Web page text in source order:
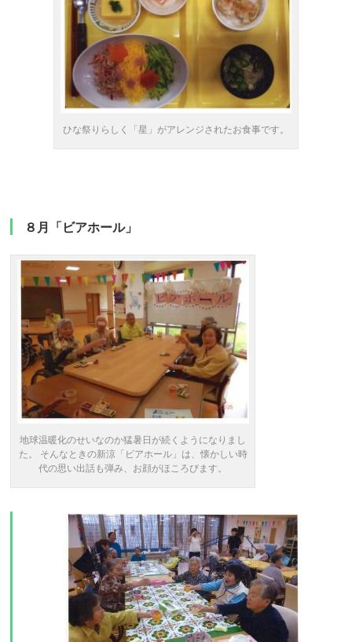
ひな祭りらしく「星」がアレンジされたお食事です。
８月「ビアホール」
地球温暖化のせいなのか猛暑日が続くようになりまし
た。 そんなときの新涼「ビアホール」は、懐かしい時
代の思い出話も弾み、お顔がほころびます。